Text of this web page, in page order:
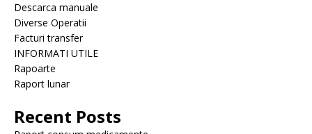
Descarca manuale
Diverse Operatii
Facturi transfer
INFORMATI UTILE
Rapoarte
Raport lunar
Recent Posts